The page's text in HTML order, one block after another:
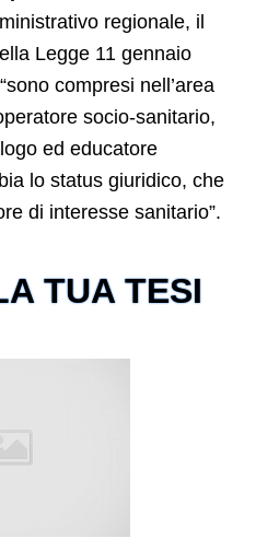
regionale, il
Legge 11 gennaio
compresi nell’area
socio-sanitario,
ed educatore
lo status giuridico, che
di interesse sanitario”.
TUA TESI